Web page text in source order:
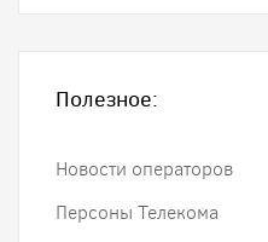
Полезное:
Новости операторов
Персоны Телекома